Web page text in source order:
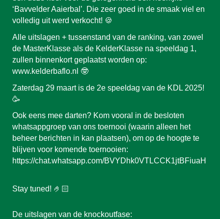
‘Bavvelder Aaierbal’. Die zeer goed in de smaak viel en
volledig uit werd verkocht! 🍪
Alle uitslagen + tussenstand van de ranking, van zowel
de MasterKlasse als de KelderKlasse na speeldag 1,
zullen binnenkort geplaatst worden op:
www.kelderbaflo.nl 🤓
Zaterdag 29 maart is de 2e speeldag van de KDL 2025!
🥳
Ook eens mee darten? Kom vooral in de besloten
whatsappgroep van ons toernooi (waarin alleen het
beheer berichten in kan plaatsen), om op de hoogte te
blijven voor komende toernooien:
https://chat.whatsapp.com/BVYDhk0VTLCCK1jtBFiuaH
Stay tuned! 🤌🏻
De uitslagen van de knockoutfase: